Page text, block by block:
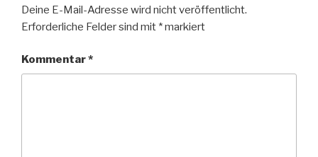
Deine E-Mail-Adresse wird nicht veröffentlicht.
Erforderliche Felder sind mit *markiert
Kommentar*